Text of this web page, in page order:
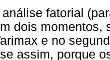
fatorial
dois momentos,
e no
assim, porque